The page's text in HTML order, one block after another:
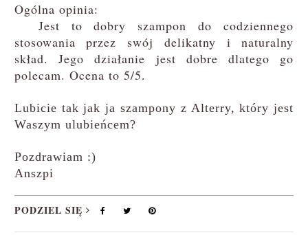
Ogólna opinia:
Jest to dobry szampon do codziennego
stosowania przez swój delikatny i naturalny
skład. Jego działanie jest dobre dlatego go
polecam. Ocena to 5/5.
Lubicie tak jak ja szampony z Alterry, który jest
Waszym ulubieńcem?
Pozdrawiam :)
Anszpi
PODZIEL SIĘ